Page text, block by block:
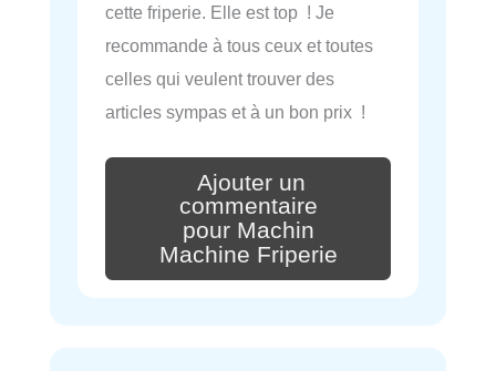
cette friperie. Elle est top ! Je
recommande à tous ceux et toutes
celles qui veulent trouver des
articles sympas et à un bon prix !
Ajouter un
commentaire
pour Machin
Machine Friperie